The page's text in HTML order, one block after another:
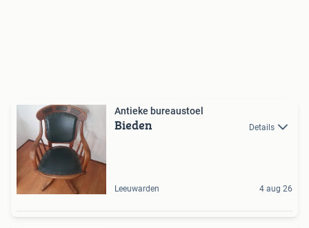
Antieke bureaustoel
Bieden Details
Leeuwarden 4 aug 26